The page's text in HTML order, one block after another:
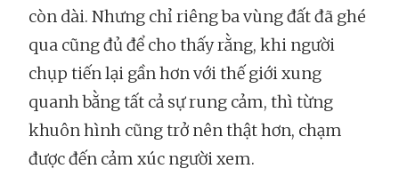
còn dài. Nhưng chỉ riêng ba vùng đất đã ghé
qua cũng đủ để cho thấy rằng, khi người
chụp tiến lại gần hơn với thế giới xung
quanh bằng tất cả sự rung cảm, thì từng
khuôn hình cũng trở nên thật hơn, chạm
được đến cảm xúc người xem.